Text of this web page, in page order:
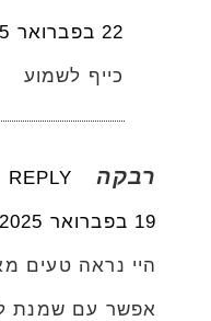
22 בפברואר 2025 בשעה 9:28
כייף לשמוע
רבקה REPLY
19 בפברואר 2025 בשעה 18:51
היי נראה טעים
אפשר עם שמנת